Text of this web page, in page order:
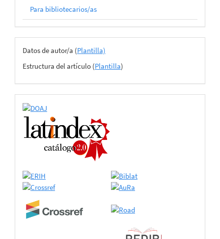
Para bibliotecarios/as
Archivos
del
envío
Datos de autor/a (Plantilla)
Estructura del artículo (Plantilla)
certificado
de
adhesión